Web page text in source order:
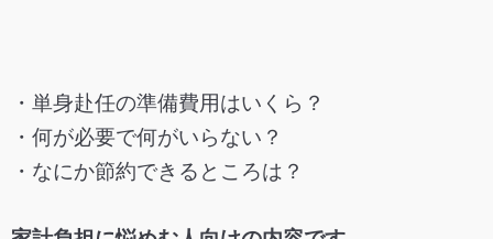
・単身赴任の準備費用はいくら？
・何が必要で何がいらない？
・なにか節約できるところは？